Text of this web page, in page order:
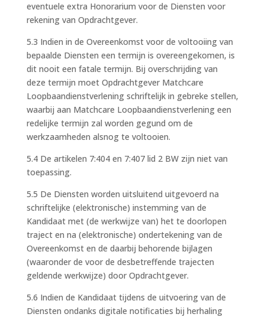
eventuele extra Honorarium voor de Diensten voor
rekening van Opdrachtgever.
5.3 Indien in de Overeenkomst voor de voltooiing van
bepaalde Diensten een termijn is overeengekomen, is
dit nooit een fatale termijn. Bij overschrijding van
deze termijn moet Opdrachtgever Matchcare
Loopbaandienstverlening schriftelijk in gebreke stellen,
waarbij aan Matchcare Loopbaandienstverlening een
redelijke termijn zal worden gegund om de
werkzaamheden alsnog te voltooien.
5.4 De artikelen 7:404 en 7:407 lid 2 BW zijn niet van
toepassing.
5.5 De Diensten worden uitsluitend uitgevoerd na
schriftelijke (elektronische) instemming van de
Kandidaat met (de werkwijze van) het te doorlopen
traject en na (elektronische) ondertekening van de
Overeenkomst en de daarbij behorende bijlagen
(waaronder de voor de desbetreffende trajecten
geldende werkwijze) door Opdrachtgever.
5.6 Indien de Kandidaat tijdens de uitvoering van de
Diensten ondanks digitale notificaties bij herhaling